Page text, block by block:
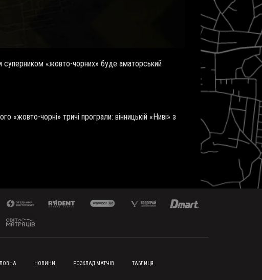
суперником «жовто-чорних» буде аматорський
чорні» тричі програли: вінницькій «Ниві» з
НОВИНИ РОЗКЛАД МАТЧІВ ТАБЛИЦЯ